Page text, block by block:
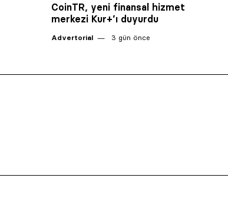
CoinTR, yeni finansal hizmet
merkezi Kur+’ı duyurdu
Advertorial 3 gün önce